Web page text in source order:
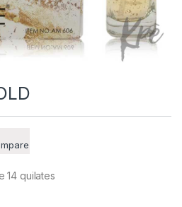
14 quilates